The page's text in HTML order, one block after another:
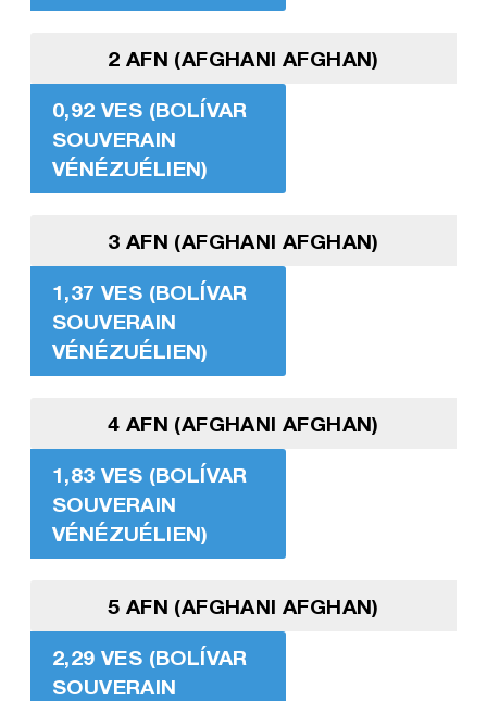
2 AFN (AFGHANI AFGHAN)
0,92 VES (BOLÍVAR
SOUVERAIN
VÉNÉZUÉLIEN)
3 AFN (AFGHANI AFGHAN)
1,37 VES (BOLÍVAR
SOUVERAIN
VÉNÉZUÉLIEN)
4 AFN (AFGHANI AFGHAN)
1,83 VES (BOLÍVAR
SOUVERAIN
VÉNÉZUÉLIEN)
5 AFN (AFGHANI AFGHAN)
2,29 VES (BOLÍVAR
SOUVERAIN